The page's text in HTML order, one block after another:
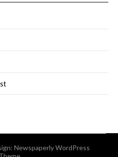
Newspaperly WordPress